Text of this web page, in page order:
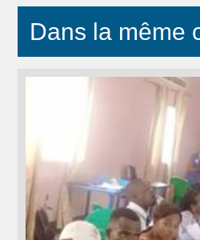
Dans la même